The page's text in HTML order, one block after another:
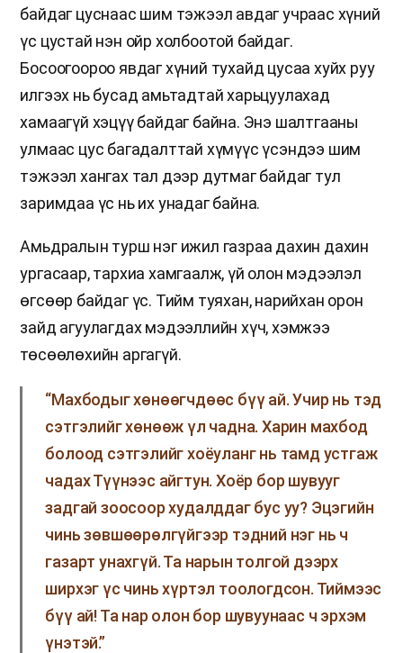
байдаг цуснаас шим тэжээл авдаг учраас хүний
үс цустай нэн ойр холбоотой байдаг.
Босоогоороо явдаг хүний тухайд цусаа хуйх руу
илгээх нь бусад амьтадтай харьцуулахад
хамаагүй хэцүү байдаг байна. Энэ шалтгааны
улмаас цус багадалттай хүмүүс үсэндээ шим
тэжээл хангах тал дээр дутмаг байдаг тул
заримдаа үс нь их унадаг байна.
Амьдралын турш нэг ижил газраа дахин дахин
ургасаар, тархиа хамгаалж, үй олон мэдээлэл
өгсөөр байдаг үс. Тийм туяхан, нарийхан орон
зайд агуулагдах мэдээллийн хүч, хэмжээ
төсөөлөхийн аргагүй.
“Махбодыг хөнөөгчдөөс бүү ай. Учир нь тэд
сэтгэлийг хөнөөж үл чадна. Харин махбод
болоод сэтгэлийг хоёуланг нь тамд устгаж
чадах Түүнээс айгтун. Хоёр бор шувууг
задгай зоосоор худалддаг бус уу? Эцэгийн
чинь зөвшөөрөлгүйгээр тэдний нэг нь ч
газарт унахгүй. Та нарын толгой дээрх
ширхэг үс чинь хүртэл тоологдсон. Тиймээс
бүү ай! Та нар олон бор шувуунаас ч эрхэм
үнэтэй.”